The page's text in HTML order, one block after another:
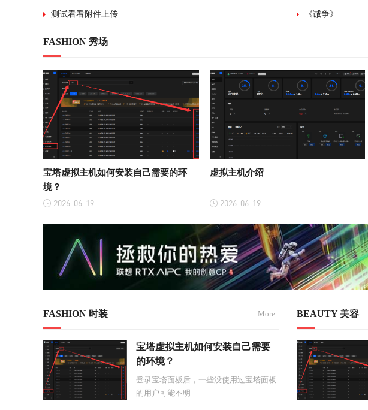
测试看看附件上传 《诫争》
FASHION 秀场
宝塔虚拟主机如何安装自己需要的环
境？
2026-06-19
虚拟主机介绍
2026-06-19
FASHION 时装 More..
宝塔虚拟主机如何安装自己需要
的环境？
登录宝塔面板后，一些没使用过宝塔面板
的用户可能不明
BEAUTY 美容